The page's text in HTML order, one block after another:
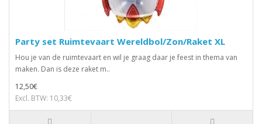
Party set Ruimtevaart Wereldbol/Zon/Raket XL
Hou je van de ruimtevaart en wil je graag daar je feest in thema van
maken. Dan is deze raket m..
12,50€
Excl. BTW: 10,33€